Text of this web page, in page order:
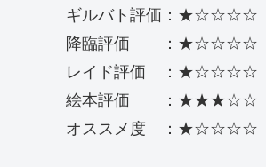
ギルバト評価：★☆☆☆☆
降臨評価 ：★☆☆☆☆
レイド評価 ：★☆☆☆☆
絵本評価 ：★★★☆☆
オススメ度 ：★☆☆☆☆